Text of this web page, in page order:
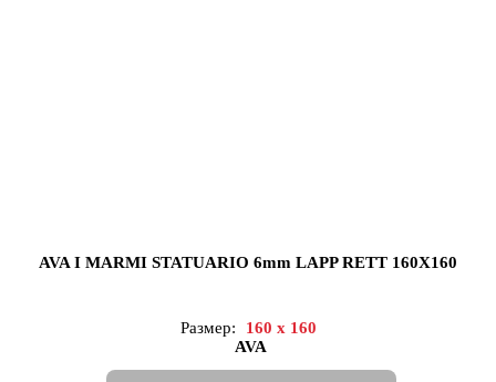
AVA I MARMI STATUARIO 6mm LAPP RETT 160X160
Размер:
160 x 160
AVA